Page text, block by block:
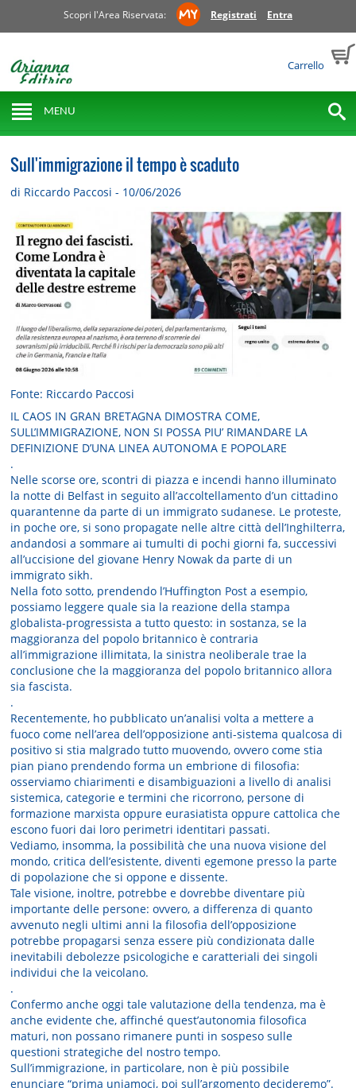
Scopri l'Area Riservata: Registrati Entra
Carrello
MENU
Sull'immigrazione il tempo è scaduto
di Riccardo Paccosi - 10/06/2026
Fonte: Riccardo Paccosi
IL CAOS IN GRAN BRETAGNA DIMOSTRA COME,
SULL’IMMIGRAZIONE, NON SI POSSA PIU’ RIMANDARE LA
DEFINIZIONE D’UNA LINEA AUTONOMA E POPOLARE
.
Nelle scorse ore, scontri di piazza e incendi hanno illuminato
la notte di Belfast in seguito all’accoltellamento d’un cittadino
quarantenne da parte di un immigrato sudanese. Le proteste,
in poche ore, si sono propagate nelle altre città dell’Inghilterra,
andandosi a sommare ai tumulti di pochi giorni fa, successivi
all’uccisione del giovane Henry Nowak da parte di un
immigrato sikh.
Nella foto sotto, prendendo l’Huffington Post a esempio,
possiamo leggere quale sia la reazione della stampa
globalista-progressista a tutto questo: in sostanza, se la
maggioranza del popolo britannico è contraria
all’immigrazione illimitata, la sinistra neoliberale trae la
conclusione che la maggioranza del popolo britannico allora
sia fascista.
.
Recentemente, ho pubblicato un’analisi volta a mettere a
fuoco come nell’area dell’opposizione anti-sistema qualcosa di
positivo si stia malgrado tutto muovendo, ovvero come stia
pian piano prendendo forma un embrione di filosofia:
osserviamo chiarimenti e disambiguazioni a livello di analisi
sistemica, categorie e termini che ricorrono, persone di
formazione marxista oppure eurasiatista oppure cattolica che
escono fuori dai loro perimetri identitari passati.
Vediamo, insomma, la possibilità che una nuova visione del
mondo, critica dell’esistente, diventi egemone presso la parte
di popolazione che si oppone e dissente.
Tale visione, inoltre, potrebbe e dovrebbe diventare più
importante delle persone: ovvero, a differenza di quanto
avvenuto negli ultimi anni la filosofia dell’opposizione
potrebbe propagarsi senza essere più condizionata dalle
inevitabili debolezze psicologiche e caratteriali dei singoli
individui che la veicolano.
.
Confermo anche oggi tale valutazione della tendenza, ma è
anche evidente che, affinché quest’autonomia filosofica
maturi, non possano rimanere punti in sospeso sulle
questioni strategiche del nostro tempo.
Sull’immigrazione, in particolare, non è più possibile
enunciare “prima uniamoci, poi sull’argomento decideremo”.